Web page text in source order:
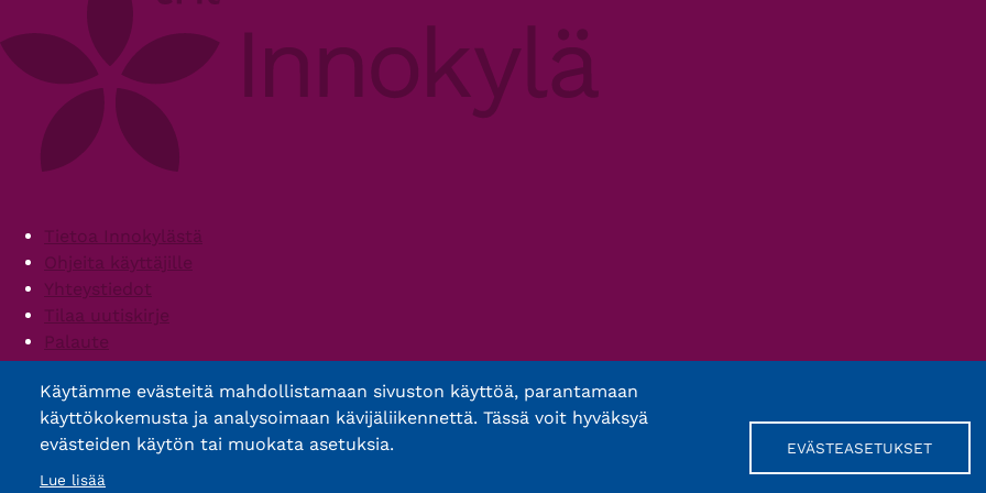
FooterTietoa Innokylästä
Ohjeita käyttäjille
Yhteystiedot
Tilaa uutiskirje
Palaute
Palvelun käyttöehdot
Saavutettavuusseloste
Käytämme evästeitä mahdollistamaan sivuston käyttöä, parantamaan
käyttökokemusta ja analysoimaan kävijäliikennettä. Tässä voit hyväksyä
evästeiden käytön tai muokata asetuksia.
Lue lisää
EVÄSTEASETUKSET